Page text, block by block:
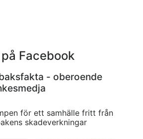
Facebook
- oberoende
för ett samhälle fritt från
skadeverkningar